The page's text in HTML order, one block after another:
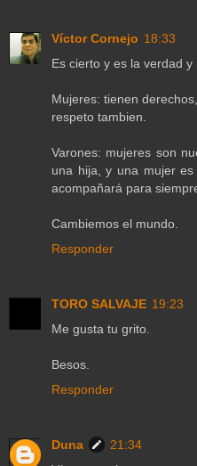
Víctor Cornejo 18:33
Es cierto y es la verdad
Mujeres: tienen
respeto tambien.
Varones: mujeres son
una hija, y una mujer
acompañará para
Cambiemos el mundo.
Responder
TORO SALVAJE 19:23
Me gusta tu grito.
Besos.
Responder
Duna
21:34